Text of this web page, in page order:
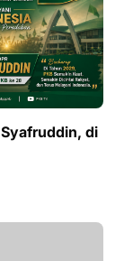
Syafruddin, di